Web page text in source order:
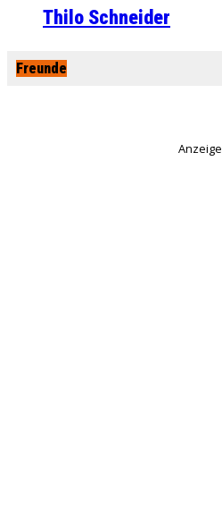
Thilo Schneider
Freunde
Anzeige